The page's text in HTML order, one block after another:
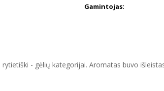
Gamintojas:
- gėlių kategorijai. Aromatas buvo